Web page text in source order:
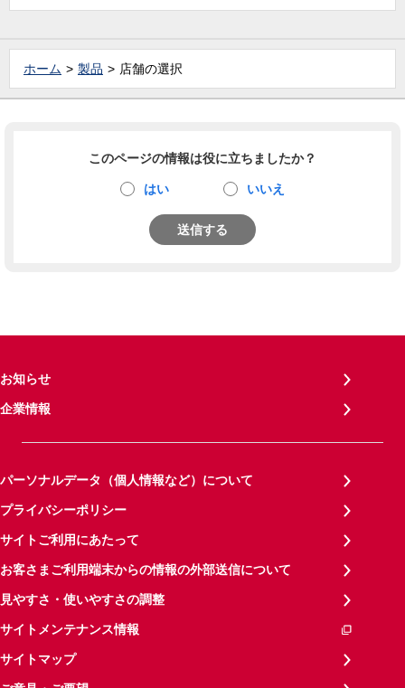
ホーム 製品 店舗の選択
このページの情報は役に立ちましたか？
はい いいえ
送信する
お知らせ
企業情報
パーソナルデータ（個人情報など）について
プライバシーポリシー
サイトご利用にあたって
お客さまご利用端末からの情報の外部送信について
見やすさ・使いやすさの調整
サイトメンテナンス情報
サイトマップ